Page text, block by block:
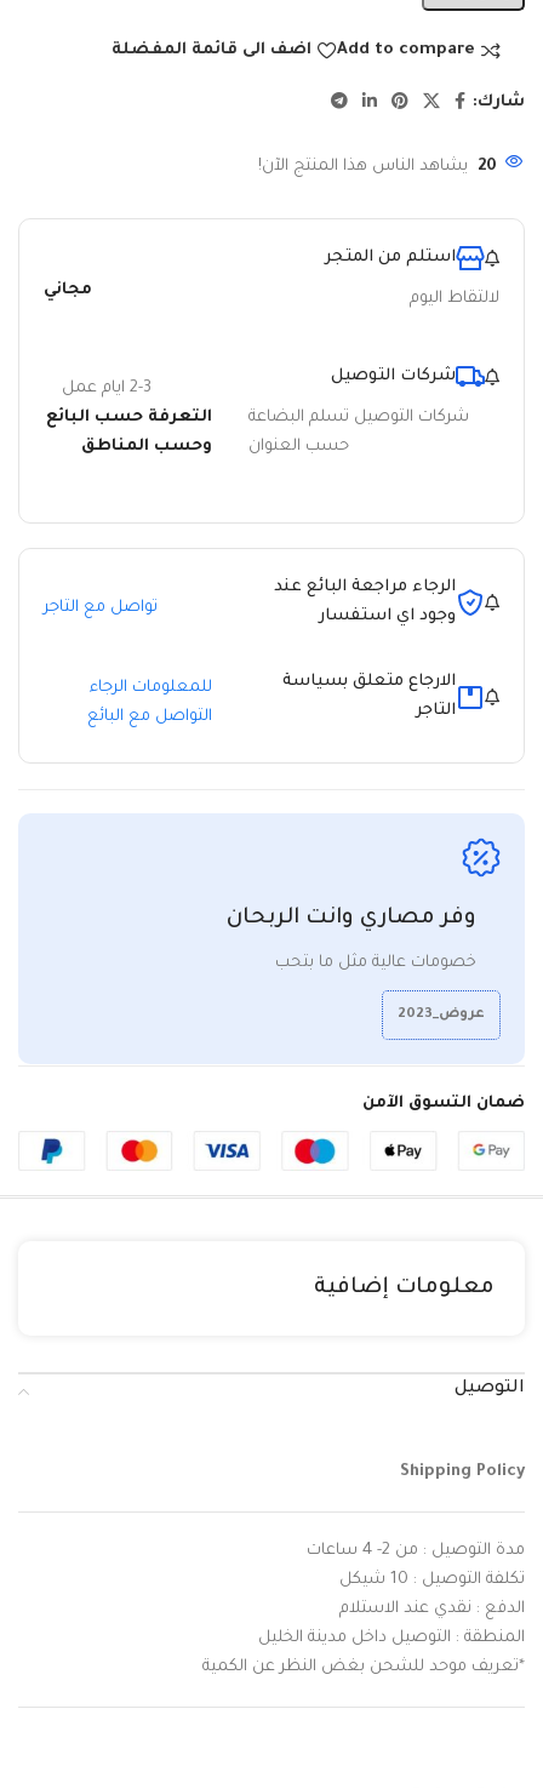
Add to compare اضف الى قائمة المفضلة
شارك:
20 يشاهد الناس هذا المنتج الآن!
استلم من المتجر
لالتقاط اليوم مجاني
شركات التوصيل
شركات التوصيل تسلم البضاعة
حسب العنوان
2-3 ايام عمل
التعرفة حسب البائع
وحسب المناطق
الرجاء مراجعة البائع عند
وجود اي استفسار
تواصل مع التاجر
الارجاع متعلق بسياسة
التاجر
للمعلومات الرجاء
التواصل مع البائع
وفر مصاري وانت الربحان
خصومات عالية مثل ما بتحب
عروض_2023
ضمان التسوق الآمن
معلومات إضافية
التوصيل
Shipping Policy
مدة التوصيل : من 2- 4 ساعات
تكلفة التوصيل : 10 شيكل
الدفع : نقدي عند الاستلام
المنطقة : التوصيل داخل مدينة الخليل
*تعريف موحد للشحن بغض النظر عن الكمية